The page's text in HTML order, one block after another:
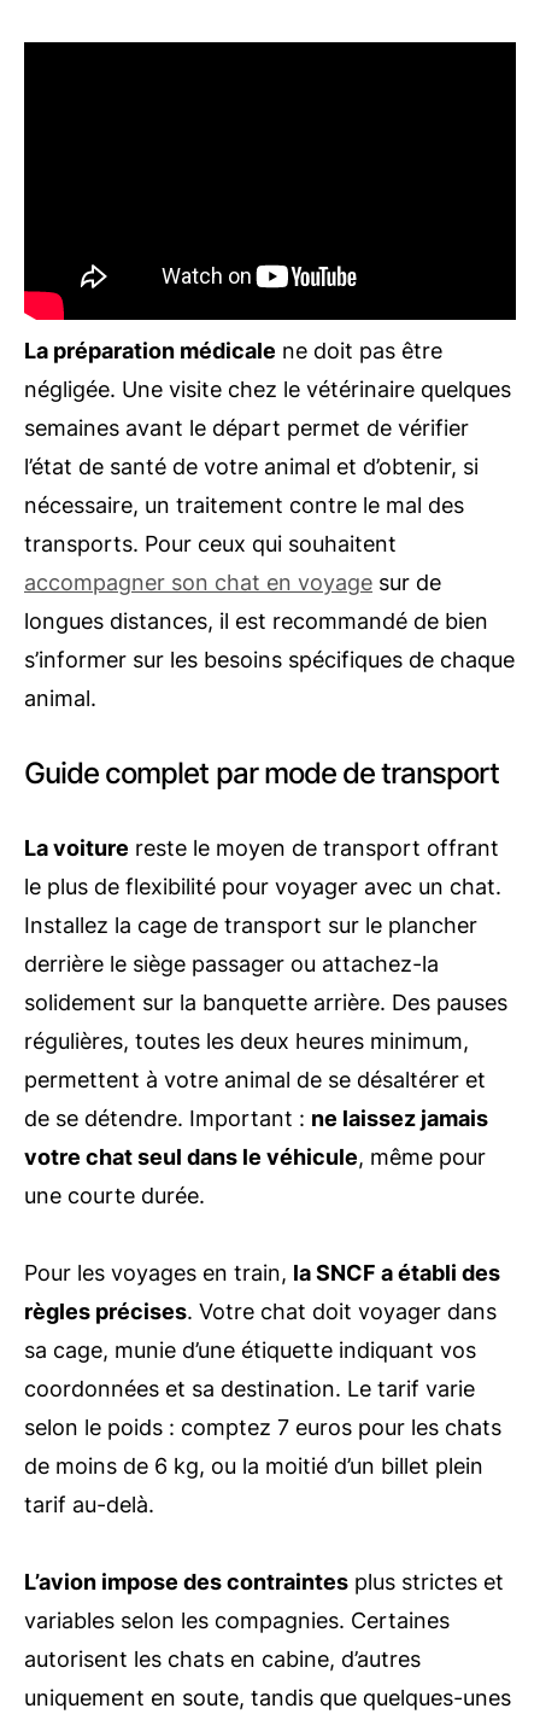
La préparation médicale ne doit pas être
négligée. Une visite chez le vétérinaire quelques
semaines avant le départ permet de vérifier
l’état de santé de votre animal et d’obtenir, si
nécessaire, un traitement contre le mal des
transports. Pour ceux qui souhaitent
accompagner son chat en voyage sur de
longues distances, il est recommandé de bien
s’informer sur les besoins spécifiques de chaque
animal.
Guide complet par mode de transport
La voiture reste le moyen de transport offrant
le plus de flexibilité pour voyager avec un chat.
Installez la cage de transport sur le plancher
derrière le siège passager ou attachez-la
solidement sur la banquette arrière. Des pauses
régulières, toutes les deux heures minimum,
permettent à votre animal de se désaltérer et
de se détendre. Important : ne laissez jamais
votre chat seul dans le véhicule, même pour
une courte durée.
Pour les voyages en train, la SNCF a établi des
règles précises. Votre chat doit voyager dans
sa cage, munie d’une étiquette indiquant vos
coordonnées et sa destination. Le tarif varie
selon le poids : comptez 7 euros pour les chats
de moins de 6 kg, ou la moitié d’un billet plein
tarif au-delà.
L’avion impose des contraintes plus strictes et
variables selon les compagnies. Certaines
autorisent les chats en cabine, d’autres
uniquement en soute, tandis que quelques-unes